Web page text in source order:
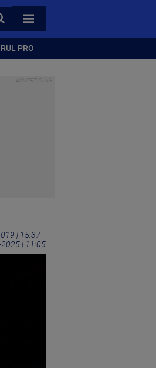
TOATE CATEGORIILE
PRO
| 15:37
| 11:05